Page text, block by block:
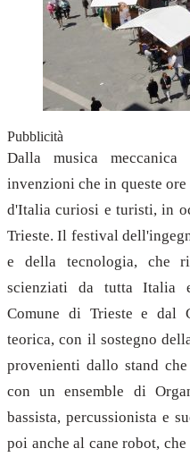
Pubblicità
Dalla musica
invenzioni che in queste
d'Italia curiosi e turisti, in
Trieste. Il festival
e della tecnologia, che
scienziati da tutta Italia
Comune di Trieste e dal
teorica, con il sostegno
provenienti dallo stand
con un ensemble di
bassista, percussionista e
poi anche al cane robot,